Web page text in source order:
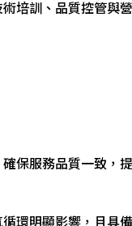
培訓、品質控管與
保服務品質一致，
環明顯影響，且具備